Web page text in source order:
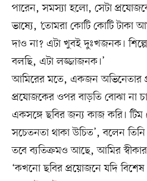
পারেন, সমস্যা হলো, সেটা
ভাষ্যে, ‘তোমরা কোটি কোটি
দাও না? এটা খুবই দুঃখজনক।
বলছি, এটা লজ্জাজনক।’
আমিরের মতে, একজন অভিনেতার
প্রযোজকের ওপর বাড়তি বোঝা না
একসঙ্গে ছবির জন্য কাজ করি। টিম
সচেতনতা থাকা উচিত’, বলেন
তবে ব্যতিক্রমও আছে, আমির
‘কখনো ছবির প্রয়োজনে যদি